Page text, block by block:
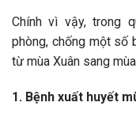
Chính vì vậy, trong
phòng, chống một số
từ mùa Xuân sang
1. Bệnh xuất huyết